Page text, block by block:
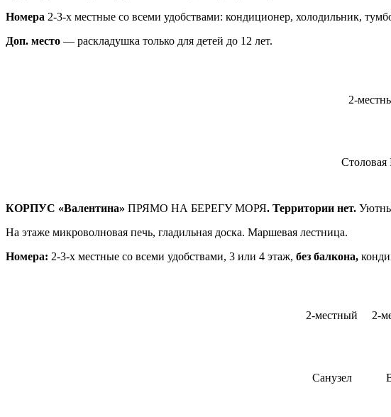
Номера 2-3-х местные со всеми удобствами: кондиционер, холодильник,
Доп. место — раскладушка только для детей до 12 лет.
2-
КОРПУС «Валентина» ПРЯМО НА БЕРЕГУ МОРЯ. Территории нет.
На этаже микроволновая печь, гладильная доска. Маршевая лестница.
Номера: 2-3-х местные со всеми удобствами, 3 или 4 этаж, без балкона,
2-местный 2-
Санузел